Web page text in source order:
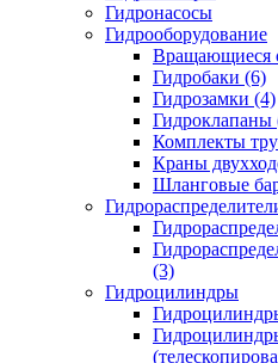
Гидронасосы
Гидрооборудование
Вращающиеся
Гидробаки (6)
Гидрозамки (4)
Гидроклапаны
Комплекты
Краны
Шланговые
(3)
Гидроцилиндры